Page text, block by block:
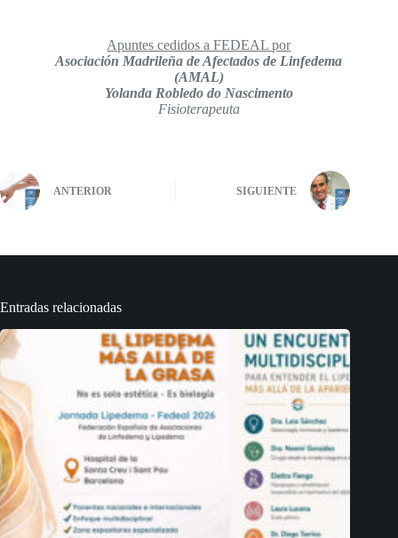
Apuntes cedidos a FEDEAL por
Asociación Madrileña de Afectados de Linfedema
(AMAL)
Yolanda Robledo do Nascimento
Fisioterapeuta
ANTERIOR SIGUIENTE
Entradas relacionadas